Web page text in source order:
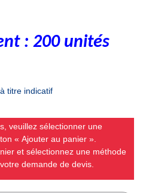
: 200 unités
titre indicatif
veuillez sélectionner une
« Ajouter au panier ».
et sélectionnez une méthode
demande de devis.